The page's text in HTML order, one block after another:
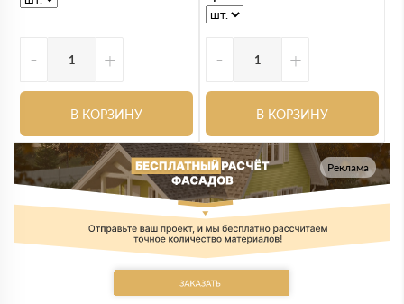
- +
В КОРЗИНУ
- +
В КОРЗИНУ
Реклама